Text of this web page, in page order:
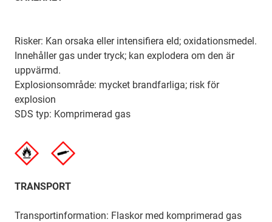
Risker: Kan orsaka eller intensifiera eld; oxidationsmedel.
Innehåller gas under tryck; kan explodera om den är
uppvärmd.
Explosionsområde: mycket brandfarliga; risk för
explosion
SDS typ: Komprimerad gas
TRANSPORT
Transportinformation: Flaskor med komprimerad gas